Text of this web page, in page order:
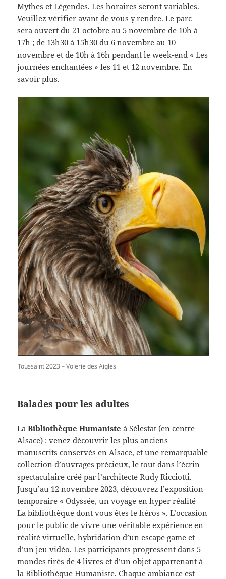
Mythes et Légendes. Les horaires seront variables.
Veuillez vérifier avant de vous y rendre. Le parc
sera ouvert du 21 octobre au 5 novembre de 10h à
17h ; de 13h30 à 15h30 du 6 novembre au 10
novembre et de 10h à 16h pendant le week-end « Les
journées enchantées » les 11 et 12 novembre.En
savoir plus.
Toussaint 2023 – Volerie des Aigles
Balades pour les adultes
LaBibliothèque Humaniste à Sélestat (en centre
Alsace) : venez découvrir les plus anciens
manuscrits conservés en Alsace, et une remarquable
collection d’ouvrages précieux, le tout dans l’écrin
spectaculaire créé par l’architecte Rudy Ricciotti.
Jusqu’au 12 novembre 2023, découvrez l’exposition
temporaire « Odyssée, un voyage en hyper réalité –
La bibliothèque dont vous êtes le héros ». L’occasion
pour le public de vivre une véritable expérience en
réalité virtuelle, hybridation d’un escape game et
d’un jeu vidéo. Les participants progressent dans 5
mondes tirés de 4 livres et d’un objet appartenant à
la Bibliothèque Humaniste. Chaque ambiance est